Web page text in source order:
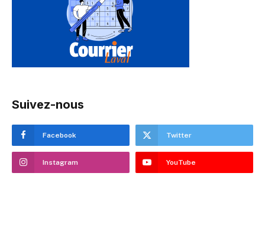
Suivez-nous
Facebook Twitter
Instagram YouTube